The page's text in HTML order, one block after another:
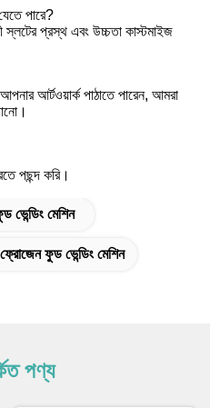
পারে?
প্রস্থ এবং উচ্চতা কাস্টমাইজ
আর্টওয়ার্ক পাঠাতে পারেন, আমরা
পছন্দ করি।
মেশিন
ফুড ভেন্ডিং মেশিন
পণ্য